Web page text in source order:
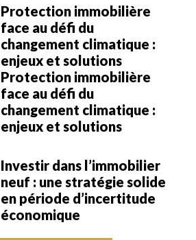
Protection immobilière
face au défi du
changement climatique :
enjeux et solutions
Protection immobilière
face au défi du
changement climatique :
enjeux et solutions
Investir dans l’immobilier
neuf : une stratégie solide
en période d’incertitude
économique